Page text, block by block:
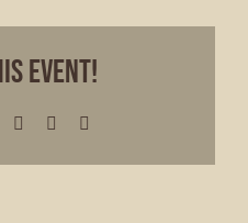
Event!
LinkedInWhatsApp
Pinterest